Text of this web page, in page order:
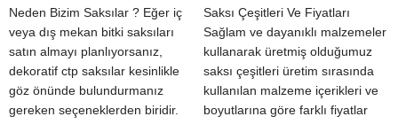
Neden Bizim Saksılar ? Eğer iç
veya dış mekan bitki saksıları
satın almayı planlıyorsanız,
dekoratif ctp saksılar kesinlikle
göz önünde bulundurmanız
gereken seçeneklerden biridir.
Saksı Çeşitleri Ve Fiyatları
Sağlam ve dayanıklı malzemeler
kullanarak üretmiş olduğumuz
saksı çeşitleri üretim sırasında
kullanılan malzeme içerikleri ve
boyutlarına göre farklı fiyatlar